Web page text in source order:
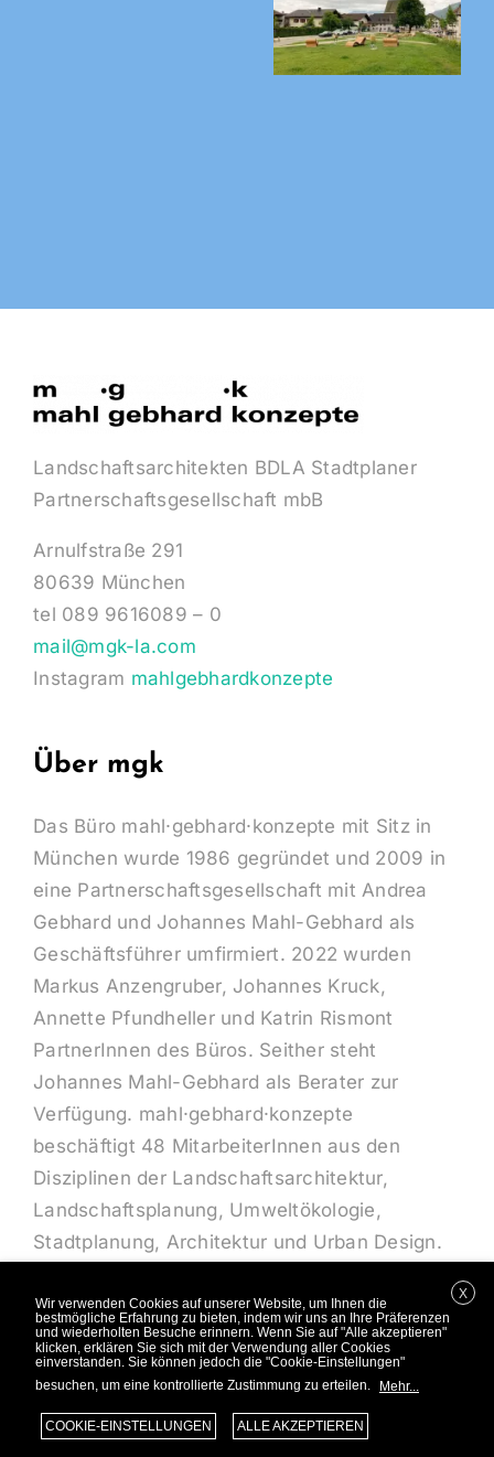
Landschaftsplan,
Mühldorf
Landschaftsarchitekten BDLA Stadtplaner
Arnulfstraße 291
80639 München
tel 089 9616089 – 0
mail@mgk-la.com
Das Büro mahl·gebhard·konzepte mit Sitz in
München wurde 1986 gegründet und 2009 in
eine Partnerschaftsgesellschaft mit Andrea
Gebhard und Johannes Mahl-Gebhard als
Geschäftsführer umfirmiert. 2022 wurden
Markus Anzengruber, Johannes Kruck,
Annette Pfundheller und Katrin Rismont
PartnerInnen des Büros. Seither steht
Johannes Mahl-Gebhard als Berater zur
Verfügung. mahl·gebhard·konzepte
beschäftigt 48 MitarbeiterInnen aus den
Disziplinen der Landschaftsarchitektur,
Landschaftsplanung, Umweltökologie,
X
Wir verwenden Cookies auf unserer Website, um Ihnen die
bestmögliche Erfahrung zu bieten, indem wir uns an Ihre Präferenzen
und wiederholten Besuche erinnern. Wenn Sie auf "Alle akzeptieren"
klicken, erklären Sie sich mit der Verwendung aller Cookies
einverstanden. Sie können jedoch die "Cookie-Einstellungen"
besuchen, um eine kontrollierte Zustimmung zu erteilen.
Mehr...
COOKIE-EINSTELLUNGEN ALLE AKZEPTIEREN